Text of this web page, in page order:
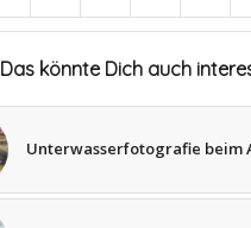
Das könnte Dich auch
Unterwasserfotografie beim